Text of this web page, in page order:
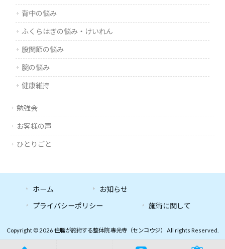
背中の悩み
ふくらはぎの悩み・けいれん
股関節の悩み
腕の悩み
健康維持
勉強会
お客様の声
ひとりごと
ホーム
お知らせ
プライバシーポリシー
施術に関して
Copyright © 2026 住職が施術する整体院 專光寺（センコウジ） All rights Reserved.